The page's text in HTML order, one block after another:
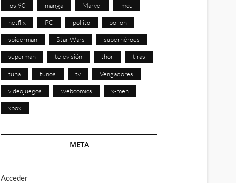
los 90 manga Marvel mcu
netflix PC pollito pollon
spiderman Star Wars superhéroes
superman televisión thor tiras
tuna tunos tv Vengadores
videojuegos webcomics x-men
xbox
META
Acceder